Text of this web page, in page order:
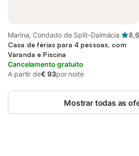
Marina, Condado de Split-Dalmácia
8,6
Casa de férias para 4 pessoas, com
Varanda e Piscina
Cancelamento gratuito
A partir de€ 93por noite
Mostrar todas as